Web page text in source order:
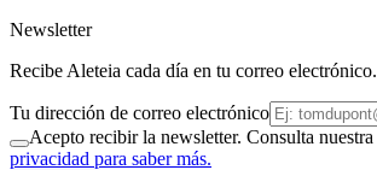
Newsletter
Recibe Aleteia cada día en tu correo electrónico.
Tu dirección de correo electrónico
Acepto recibir la newsletter. Consulta nuestra
privacidad para saber más.